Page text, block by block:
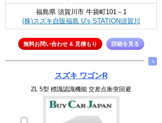
福島県 須賀川市 牛袋町101－1
(株)スズキ自販福島 U’s STATION須賀川
無料お問い合わせ & 見積もり 詳細を見る
∧
スズキ ワゴンR
ZL 5型 標識認識機能 交差点衝突回避